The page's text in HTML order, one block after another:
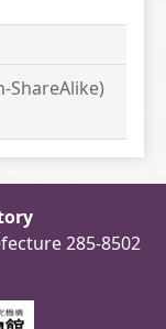
ShareAlike)
285-8502